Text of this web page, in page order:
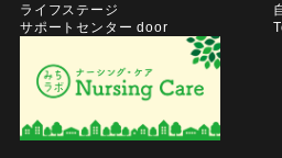
ライフステージ
サポートセンター door